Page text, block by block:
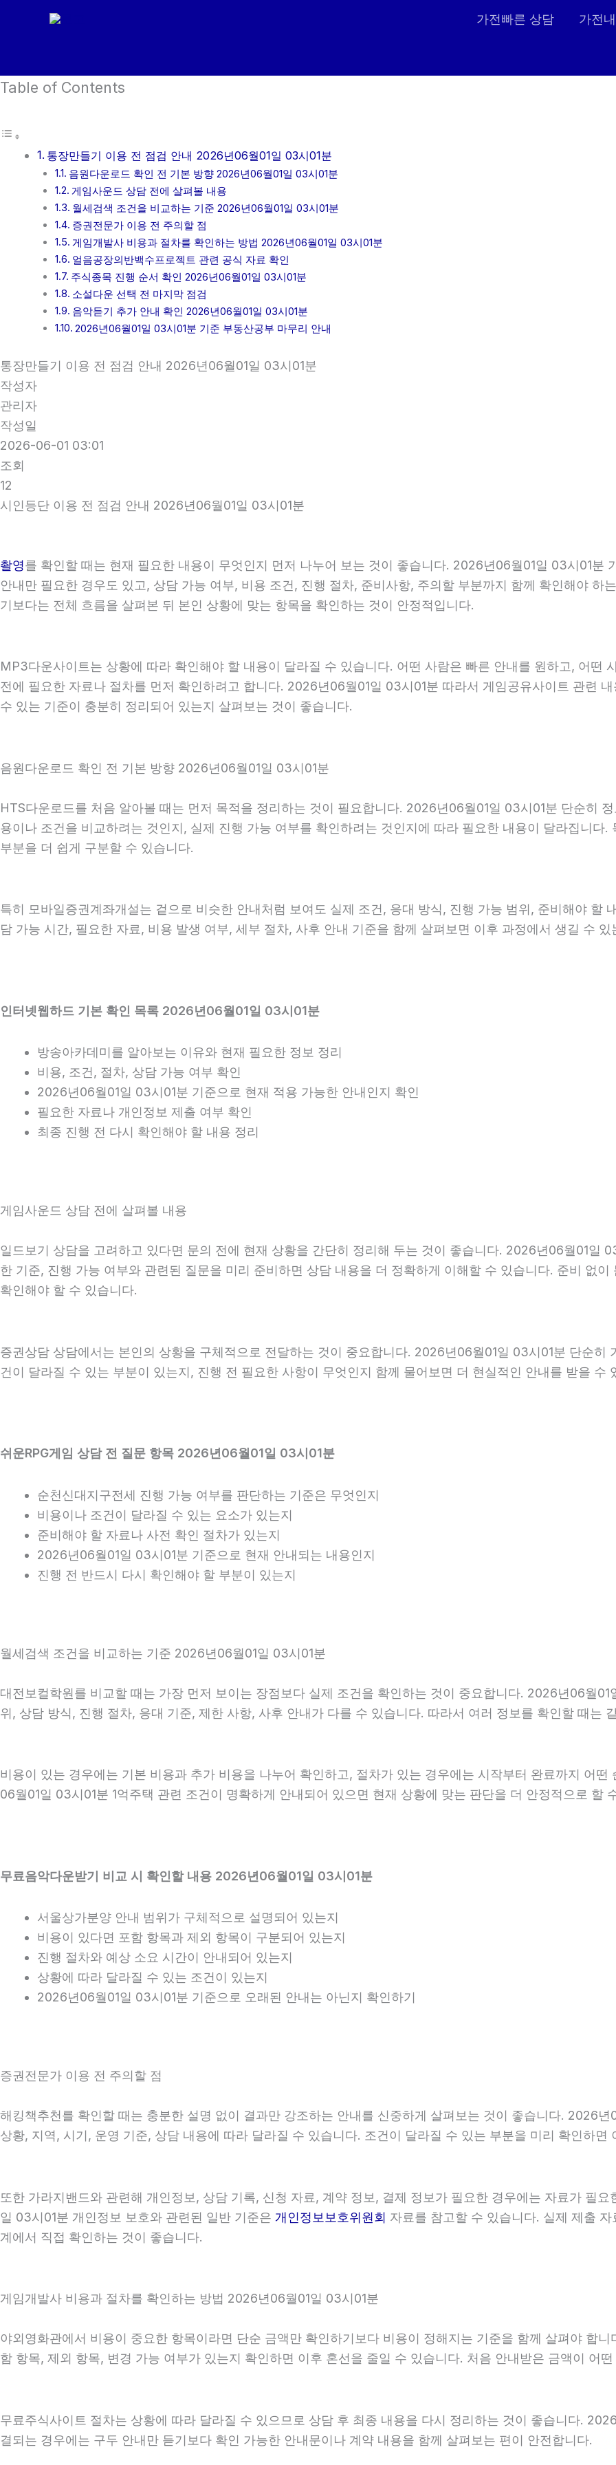
건
뛰
가전빠른 상담 가전
Table of Contents
통장만들기 이용 전 점검 안내 2026년06월01일 03시01분
음원다운로드 확인 전 기본 방향 2026년06월01일 03시01분
게임사운드 상담 전에 살펴볼 내용
월세검색 조건을 비교하는 기준 2026년06월01일 03시01분
증권전문가 이용 전 주의할 점
게임개발사 비용과 절차를 확인하는 방법 2026년06월01일 03시01분
얼음공장의반백수프로젝트 관련 공식 자료 확인
주식종목 진행 순서 확인 2026년06월01일 03시01분
소설다운 선택 전 마지막 점검
음악듣기 추가 안내 확인 2026년06월01일 03시01분
2026년06월01일 03시01분 기준 부동산공부 마무리 안내
통장만들기 이용 전 점검 안내 2026년06월01일 03시01분
작성자
관리자
작성일
2026-06-01 03:01
조회
12
시인등단 이용 전 점검 안내 2026년06월01일 03시01분
촬영를 확인할 때는 현재 필요한 내용이 무엇인지 먼저 나누어 보는 것이 좋습니다. 2026년06월01일 03시01분
안내만 필요한 경우도 있고, 상담 가능 여부, 비용 조건, 진행 절차, 준비사항, 주의할 부분까지 함께 확인해야 하
기보다는 전체 흐름을 살펴본 뒤 본인 상황에 맞는 항목을 확인하는 것이 안정적입니다.
MP3다운사이트는 상황에 따라 확인해야 할 내용이 달라질 수 있습니다. 어떤 사람은 빠른 안내를 원하고, 어떤
전에 필요한 자료나 절차를 먼저 확인하려고 합니다. 2026년06월01일 03시01분 따라서 게임공유사이트 관련
수 있는 기준이 충분히 정리되어 있는지 살펴보는 것이 좋습니다.
음원다운로드 확인 전 기본 방향 2026년06월01일 03시01분
HTS다운로드를 처음 알아볼 때는 먼저 목적을 정리하는 것이 필요합니다. 2026년06월01일 03시01분 단순히
용이나 조건을 비교하려는 것인지, 실제 진행 가능 여부를 확인하려는 것인지에 따라 필요한 내용이 달라집니다
부분을 더 쉽게 구분할 수 있습니다.
특히 모바일증권계좌개설는 겉으로 비슷한 안내처럼 보여도 실제 조건, 응대 방식, 진행 가능 범위, 준비해야 할
담 가능 시간, 필요한 자료, 비용 발생 여부, 세부 절차, 사후 안내 기준을 함께 살펴보면 이후 과정에서 생길 수
인터넷웹하드 기본 확인 목록 2026년06월01일 03시01분
방송아카데미를 알아보는 이유와 현재 필요한 정보 정리
비용, 조건, 절차, 상담 가능 여부 확인
2026년06월01일 03시01분 기준으로 현재 적용 가능한 안내인지 확인
필요한 자료나 개인정보 제출 여부 확인
최종 진행 전 다시 확인해야 할 내용 정리
게임사운드 상담 전에 살펴볼 내용
일드보기 상담을 고려하고 있다면 문의 전에 현재 상황을 간단히 정리해 두는 것이 좋습니다. 2026년06월01일
한 기준, 진행 가능 여부와 관련된 질문을 미리 준비하면 상담 내용을 더 정확하게 이해할 수 있습니다. 준비 없
확인해야 할 수 있습니다.
증권상담 상담에서는 본인의 상황을 구체적으로 전달하는 것이 중요합니다. 2026년06월01일 03시01분 단순히
건이 달라질 수 있는 부분이 있는지, 진행 전 필요한 사항이 무엇인지 함께 물어보면 더 현실적인 안내를 받을 수
쉬운RPG게임 상담 전 질문 항목 2026년06월01일 03시01분
순천신대지구전세 진행 가능 여부를 판단하는 기준은 무엇인지
비용이나 조건이 달라질 수 있는 요소가 있는지
준비해야 할 자료나 사전 확인 절차가 있는지
2026년06월01일 03시01분 기준으로 현재 안내되는 내용인지
진행 전 반드시 다시 확인해야 할 부분이 있는지
월세검색 조건을 비교하는 기준 2026년06월01일 03시01분
대전보컬학원를 비교할 때는 가장 먼저 보이는 장점보다 실제 조건을 확인하는 것이 중요합니다. 2026년06월
위, 상담 방식, 진행 절차, 응대 기준, 제한 사항, 사후 안내가 다를 수 있습니다. 따라서 여러 정보를 확인할 때는
비용이 있는 경우에는 기본 비용과 추가 비용을 나누어 확인하고, 절차가 있는 경우에는 시작부터 완료까지 어
06월01일 03시01분 1억주택 관련 조건이 명확하게 안내되어 있으면 현재 상황에 맞는 판단을 더 안정적으로 할
무료음악다운받기 비교 시 확인할 내용 2026년06월01일 03시01분
서울상가분양 안내 범위가 구체적으로 설명되어 있는지
비용이 있다면 포함 항목과 제외 항목이 구분되어 있는지
진행 절차와 예상 소요 시간이 안내되어 있는지
상황에 따라 달라질 수 있는 조건이 있는지
2026년06월01일 03시01분 기준으로 오래된 안내는 아닌지 확인하기
증권전문가 이용 전 주의할 점
해킹책추천를 확인할 때는 충분한 설명 없이 결과만 강조하는 안내를 신중하게 살펴보는 것이 좋습니다. 2026
상황, 지역, 시기, 운영 기준, 상담 내용에 따라 달라질 수 있습니다. 조건이 달라질 수 있는 부분을 미리 확인하
또한 가라지밴드와 관련해 개인정보, 상담 기록, 신청 자료, 계약 정보, 결제 정보가 필요한 경우에는 자료가 필
일 03시01분 개인정보 보호와 관련된 일반 기준은 개인정보보호위원회 자료를 참고할 수 있습니다. 실제 제출
계에서 직접 확인하는 것이 좋습니다.
게임개발사 비용과 절차를 확인하는 방법 2026년06월01일 03시01분
야외영화관에서 비용이 중요한 항목이라면 단순 금액만 확인하기보다 비용이 정해지는 기준을 함께 살펴야 합
함 항목, 제외 항목, 변경 가능 여부가 있는지 확인하면 이후 혼선을 줄일 수 있습니다. 처음 안내받은 금액이 어
무료주식사이트 절차는 상황에 따라 달라질 수 있으므로 상담 후 최종 내용을 다시 정리하는 것이 좋습니다.
결되는 경우에는 구두 안내만 듣기보다 확인 가능한 안내문이나 계약 내용을 함께 살펴보는 편이 안전합니다.